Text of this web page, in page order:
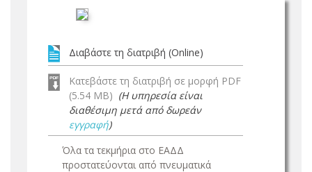
Διαβάστε τη διατριβή (Online)
Κατεβάστε τη διατριβή σε μορφή PDF
(5.54 MB) (Η υπηρεσία είναι
διαθέσιμη μετά από δωρεάν
εγγραφή)
Όλα τα τεκμήρια στο ΕΑΔΔ
προστατεύονται από πνευματικά